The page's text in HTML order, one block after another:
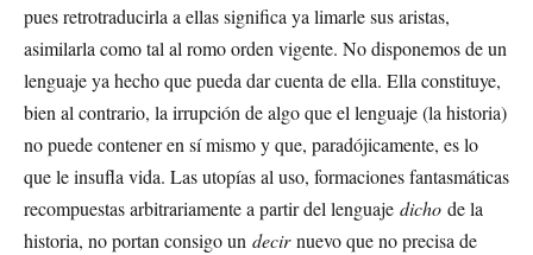
pues retrotraducirla a ellas significa ya limarle sus aristas,
asimilarla como tal al romo orden vigente. No disponemos de un
lenguaje ya hecho que pueda dar cuenta de ella. Ella constituye,
bien al contrario, la irrupción de algo que el lenguaje (la historia)
no puede contener en sí mismo y que, paradójicamente, es lo
que le insufla vida. Las utopías al uso, formaciones fantasmáticas
recompuestas arbitrariamente a partir del lenguaje dicho de la
historia, no portan consigo un decirnuevo que no precisa de